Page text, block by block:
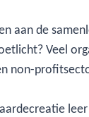
aan de
Veel
non-
inzicht in